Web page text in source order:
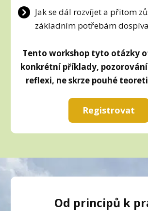
Jak se dál rozvíjet a přitom
základním potřebám
Tento workshop tyto otázky
konkrétní příklady,
reflexi, ne skrze pouhé
Registrovat
Od principů k